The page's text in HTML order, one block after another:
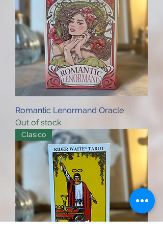
Romantic Lenormand Oracle
Out of stock
Clasico